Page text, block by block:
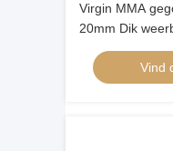
Virgin MMA
20mm Dik
geluidsbarrière
Vind